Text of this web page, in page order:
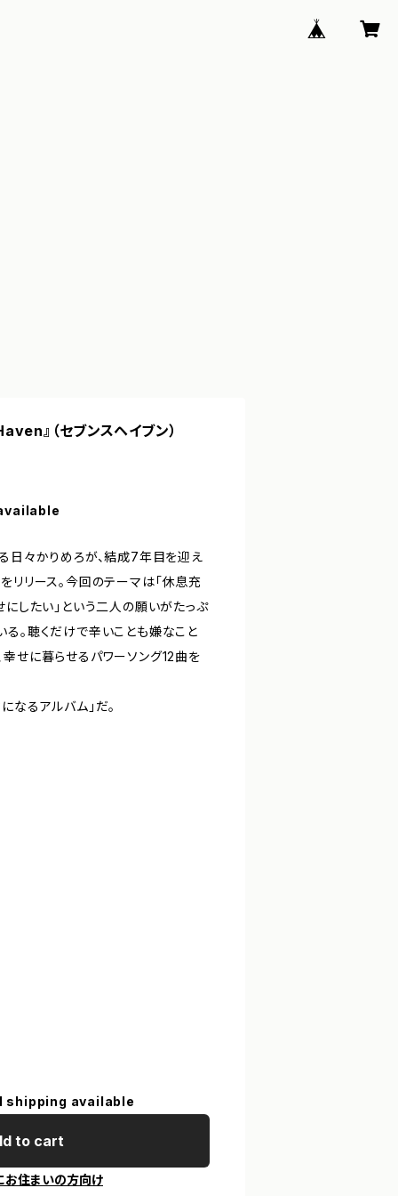
』（セブンスヘイブン）
日々かりめろが、結成7年目を迎え
リリース。今回のテーマは「休息充
にしたい」という二人の願いがたっぷ
。聴くだけで辛いことも嫌なこと
せに暮らせるパワーソング12曲を
なるアルバム」だ。
shipping available
to cart
お住まいの方向け